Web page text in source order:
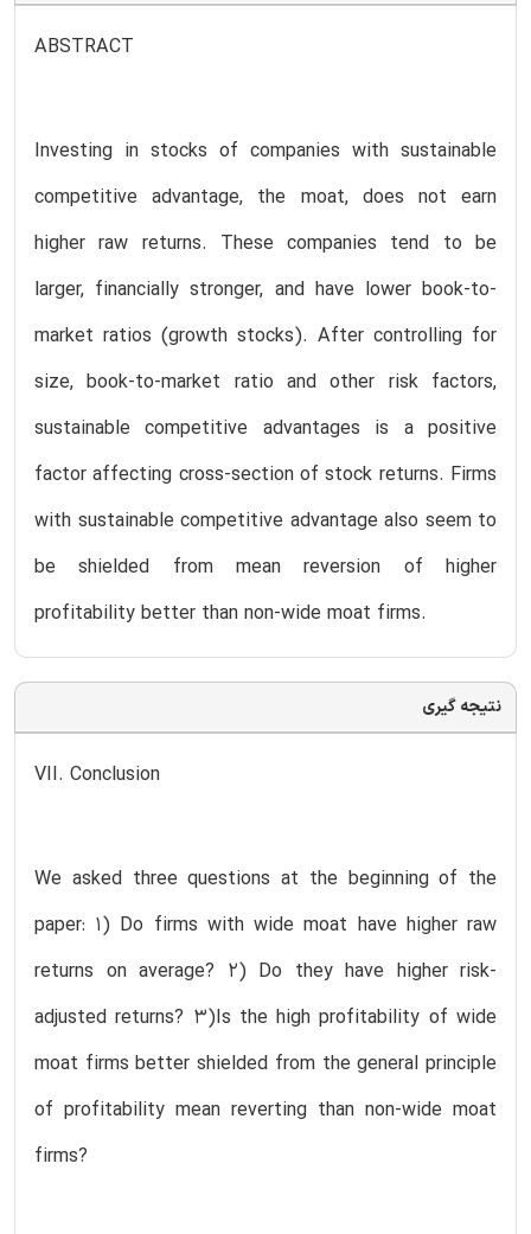
ABSTRACT
Investing in stocks of companies with sustainable
competitive advantage, the moat, does not earn
higher raw returns. These companies tend to be
larger, financially stronger, and have lower book-to-
market ratios (growth stocks). After controlling for
size, book-to-market ratio and other risk factors,
sustainable competitive advantages is a positive
factor affecting cross-section of stock returns. Firms
with sustainable competitive advantage also seem to
be shielded from mean reversion of higher
profitability better than non-wide moat firms.
نتیجه گیری
VII. Conclusion
We asked three questions at the beginning of the
paper: 1) Do firms with wide moat have higher raw
returns on average? 2) Do they have higher risk-
adjusted returns? 3)Is the high profitability of wide
moat firms better shielded from the general principle
of profitability mean reverting than non-wide moat
firms?